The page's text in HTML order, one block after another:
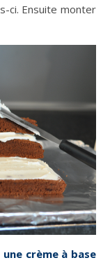
ci. Ensuite monter
crème à base